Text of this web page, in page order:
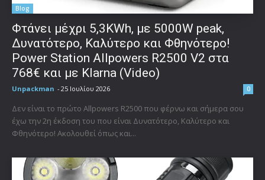
Blog
Φτάνει μέχρι 5,3KWh, με 5000W peak,
Δυνατότερο, Καλύτερο και Φθηνότερο!
Power Station Allpowers R2500 V2 στα
768€ και με Klarna (Video)
Unpackman - 25 Ιουλίου 2026 0
Δεν είναι το πρώτο Allpowers R2500 που φέρνω και σήμερα σου
έχω την 2η έκδοση του που είναι Δυνατότερο, Καλύτερο και
Φθηνότερο! Ακολουθεί όπως και...